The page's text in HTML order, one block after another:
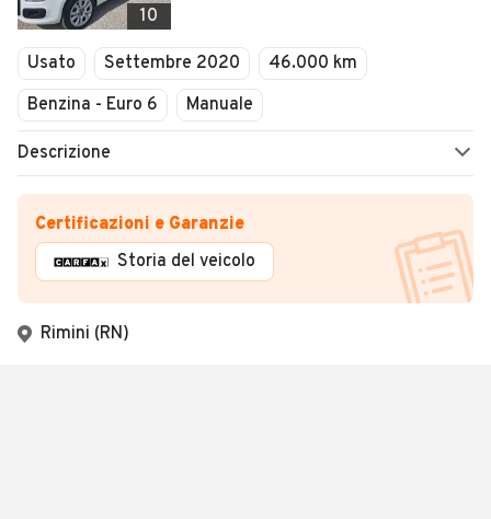
10
Usato Settembre 2020
46.000 km
Benzina - Euro 6
Manuale
Descrizione
Certificazioni e Garanzie
Storia del veicolo
Rimini (RN)